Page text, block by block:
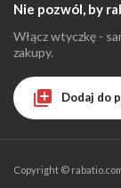
Nie pozwól, by
Włącz wtyczkę -
zakupy.
Dodaj do
Copyright ©